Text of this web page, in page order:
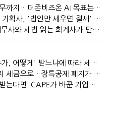
세법에서 노무까지…더존비즈온 AI 목표는 '전문가의 시간'
"연예인 1인 기획사, '법인만 세우면 절세' 시대 끝났다"
사람 읽는 세무사와 세법 읽는 회계사가 만나면?
상속주택 '누가, 어떻게' 받느냐에 따라 세금이 달라진다
노후자금까지 세금으로…장특공제 폐지가 부를 조세의 역설
관세를 돌려받는다면: CAPE가 바꾼 기업의 현금흐름